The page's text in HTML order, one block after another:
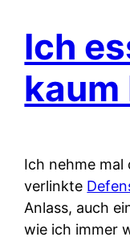
Ich
kaum
Ich nehme mal
verlinkte
Anlass, auch
wie ich immer